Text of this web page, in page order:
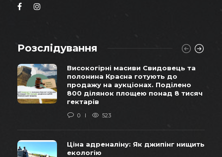
Розслідування
Високогірні масиви Свидовець та
полонина Красна готують до
продажу на аукціонах. Поділено
800 ділянок площею понад 8 тисяч
гектарів
0 523
Ціна адреналіну: Як джипінг нищить
екологію